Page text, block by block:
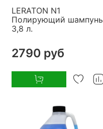
LERATON N1
Полирующий шампунь
3,8 л.
2790 руб